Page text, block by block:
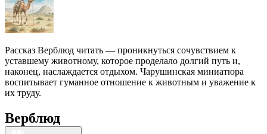
Рассказ Верблюд читать — проникнуться сочувствием к
уставшему животному, которое проделало долгий путь и,
наконец, наслаждается отдыхом. Чарушинская миниатюра
воспитывает гуманное отношение к животным и уважение к
их труду.
Верблюд